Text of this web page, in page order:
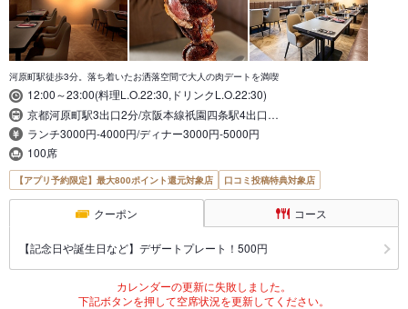
河原町駅徒歩3分。落ち着いたお洒落空間で大人の肉デートを満喫
12:00～23:00(料理L.O.22:30,ドリンクL.O.22:30)
京都河原町駅3出口2分/京阪本線祇園四条駅4出口…
ランチ3000円-4000円/ディナー3000円-5000円
100席
【アプリ予約限定】最大800ポイント還元対象店 口コミ投稿特典対象店
クーポン コース
【記念日や誕生日など】デザートプレート！500円
カレンダーの更新に失敗しました。
下記ボタンを押して空席状況を更新してください。